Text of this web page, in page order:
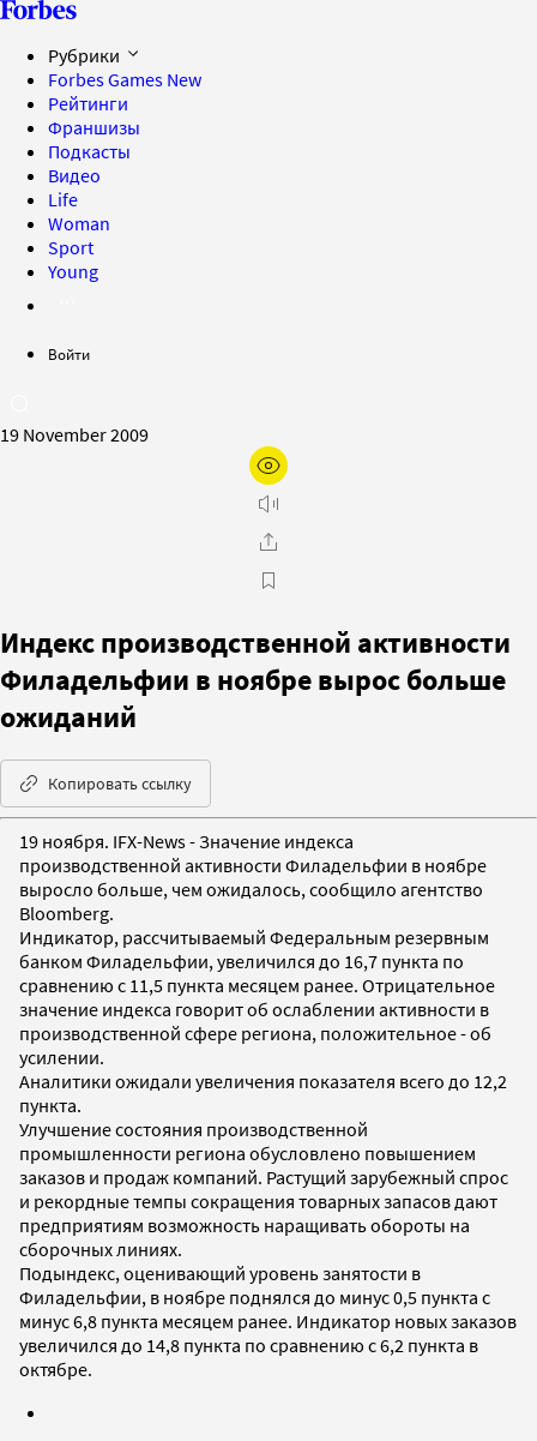
Рубрики
Forbes Games New
Рейтинги
Франшизы
Подкасты
Видео
Life
Woman
Sport
Young
Войти
19 November 2009
Индекс производственной активности
Филадельфии в ноябре вырос больше
ожиданий
Копировать ссылку
19 ноября. IFX-News - Значение индекса
производственной активности Филадельфии в ноябре
выросло больше, чем ожидалось, сообщило агентство
Bloomberg.
Индикатор, рассчитываемый Федеральным резервным
банком Филадельфии, увеличился до 16,7 пункта по
сравнению с 11,5 пункта месяцем ранее. Отрицательное
значение индекса говорит об ослаблении активности в
производственной сфере региона, положительное - об
усилении.
Аналитики ожидали увеличения показателя всего до 12,2
пункта.
Улучшение состояния производственной
промышленности региона обусловлено повышением
заказов и продаж компаний. Растущий зарубежный спрос
и рекордные темпы сокращения товарных запасов дают
предприятиям возможность наращивать обороты на
сборочных линиях.
Подындекс, оценивающий уровень занятости в
Филадельфии, в ноябре поднялся до минус 0,5 пункта с
минус 6,8 пункта месяцем ранее. Индикатор новых заказов
увеличился до 14,8 пункта по сравнению с 6,2 пункта в
октябре.